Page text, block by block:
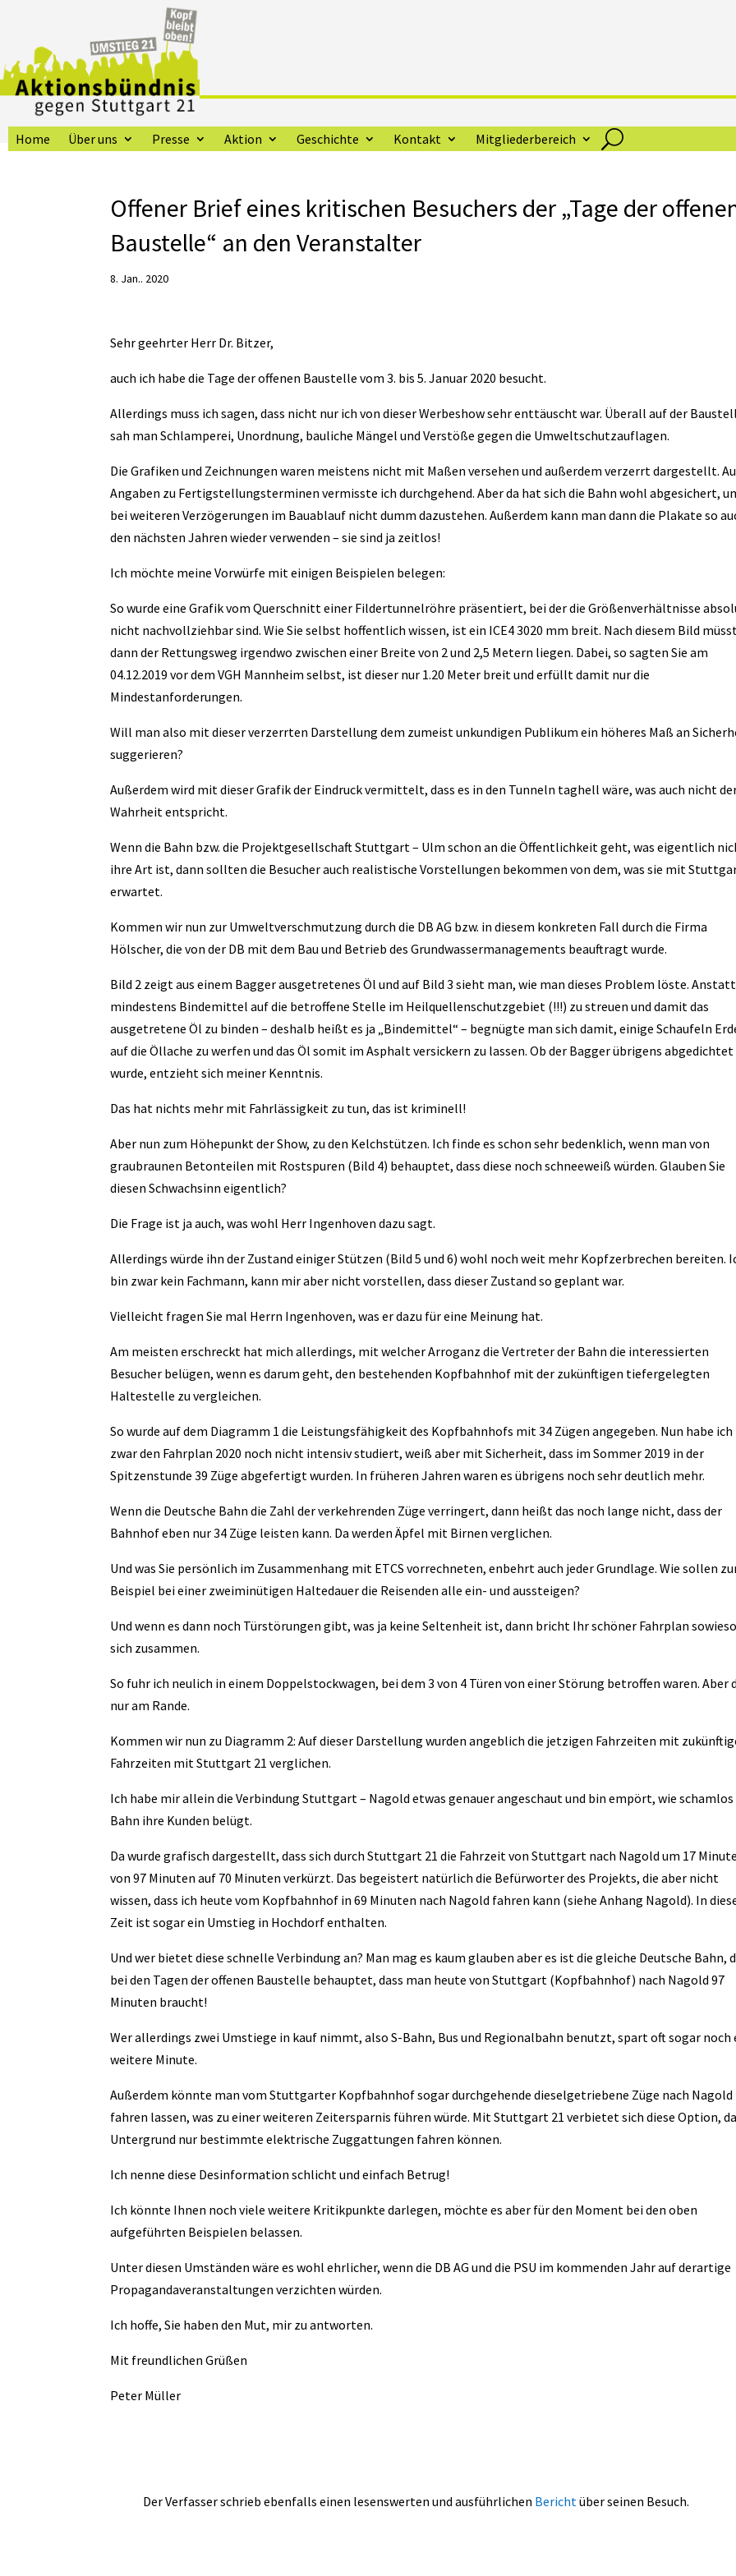
Home Über uns Presse Aktion Geschichte Kontakt Mitgliederbereich
Offener Brief eines kritischen Besuchers der „Tage der
Baustelle“ an den Veranstalter
8. Jan.. 2020
Sehr geehrter Herr Dr. Bitzer,
auch ich habe die Tage der offenen Baustelle vom 3. bis 5. Januar 2020 besucht.
Allerdings muss ich sagen, dass nicht nur ich von dieser Werbeshow sehr enttäuscht war. Überall auf der
sah man Schlamperei, Unordnung, bauliche Mängel und Verstöße gegen die Umweltschutzauflagen.
Die Grafiken und Zeichnungen waren meistens nicht mit Maßen versehen und außerdem verzerrt dargestellt.
Angaben zu Fertigstellungsterminen vermisste ich durchgehend. Aber da hat sich die Bahn wohl abgesichert,
bei weiteren Verzögerungen im Bauablauf nicht dumm dazustehen. Außerdem kann man dann die Plakate so
den nächsten Jahren wieder verwenden – sie sind ja zeitlos!
Ich möchte meine Vorwürfe mit einigen Beispielen belegen:
So wurde eine Grafik vom Querschnitt einer Fildertunnelröhre präsentiert, bei der die Größenverhältnisse
nicht nachvollziehbar sind. Wie Sie selbst hoffentlich wissen, ist ein ICE4 3020 mm breit. Nach diesem Bild
dann der Rettungsweg irgendwo zwischen einer Breite von 2 und 2,5 Metern liegen. Dabei, so sagten Sie am
04.12.2019 vor dem VGH Mannheim selbst, ist dieser nur 1.20 Meter breit und erfüllt damit nur die
Mindestanforderungen.
Will man also mit dieser verzerrten Darstellung dem zumeist unkundigen Publikum ein höheres Maß an
suggerieren?
Außerdem wird mit dieser Grafik der Eindruck vermittelt, dass es in den Tunneln taghell wäre, was auch nicht
Wahrheit entspricht.
Wenn die Bahn bzw. die Projektgesellschaft Stuttgart – Ulm schon an die Öffentlichkeit geht, was eigentlich
ihre Art ist, dann sollten die Besucher auch realistische Vorstellungen bekommen von dem, was sie mit
erwartet.
Kommen wir nun zur Umweltverschmutzung durch die DB AG bzw. in diesem konkreten Fall durch die Firma
Hölscher, die von der DB mit dem Bau und Betrieb des Grundwassermanagements beauftragt wurde.
Bild 2 zeigt aus einem Bagger ausgetretenes Öl und auf Bild 3 sieht man, wie man dieses Problem löste. Anstatt
mindestens Bindemittel auf die betroffene Stelle im Heilquellenschutzgebiet (!!!) zu streuen und damit das
ausgetretene Öl zu binden – deshalb heißt es ja „Bindemittel“ – begnügte man sich damit, einige Schaufeln
auf die Öllache zu werfen und das Öl somit im Asphalt versickern zu lassen. Ob der Bagger übrigens abgedichtet
wurde, entzieht sich meiner Kenntnis.
Das hat nichts mehr mit Fahrlässigkeit zu tun, das ist kriminell!
Aber nun zum Höhepunkt der Show, zu den Kelchstützen. Ich finde es schon sehr bedenklich, wenn man von
graubraunen Betonteilen mit Rostspuren (Bild 4) behauptet, dass diese noch schneeweiß würden. Glauben Sie
diesen Schwachsinn eigentlich?
Die Frage ist ja auch, was wohl Herr Ingenhoven dazu sagt.
Allerdings würde ihn der Zustand einiger Stützen (Bild 5 und 6) wohl noch weit mehr Kopfzerbrechen bereiten.
bin zwar kein Fachmann, kann mir aber nicht vorstellen, dass dieser Zustand so geplant war.
Vielleicht fragen Sie mal Herrn Ingenhoven, was er dazu für eine Meinung hat.
Am meisten erschreckt hat mich allerdings, mit welcher Arroganz die Vertreter der Bahn die interessierten
Besucher belügen, wenn es darum geht, den bestehenden Kopfbahnhof mit der zukünftigen tiefergelegten
Haltestelle zu vergleichen.
So wurde auf dem Diagramm 1 die Leistungsfähigkeit des Kopfbahnhofs mit 34 Zügen angegeben. Nun habe ich
zwar den Fahrplan 2020 noch nicht intensiv studiert, weiß aber mit Sicherheit, dass im Sommer 2019 in der
Spitzenstunde 39 Züge abgefertigt wurden. In früheren Jahren waren es übrigens noch sehr deutlich mehr.
Wenn die Deutsche Bahn die Zahl der verkehrenden Züge verringert, dann heißt das noch lange nicht, dass der
Bahnhof eben nur 34 Züge leisten kann. Da werden Äpfel mit Birnen verglichen.
Und was Sie persönlich im Zusammenhang mit ETCS vorrechneten, enbehrt auch jeder Grundlage. Wie sollen
Beispiel bei einer zweiminütigen Haltedauer die Reisenden alle ein- und aussteigen?
Und wenn es dann noch Türstörungen gibt, was ja keine Seltenheit ist, dann bricht Ihr schöner Fahrplan
sich zusammen.
So fuhr ich neulich in einem Doppelstockwagen, bei dem 3 von 4 Türen von einer Störung betroffen waren. Aber
nur am Rande.
Kommen wir nun zu Diagramm 2: Auf dieser Darstellung wurden angeblich die jetzigen Fahrzeiten mit
Fahrzeiten mit Stuttgart 21 verglichen.
Ich habe mir allein die Verbindung Stuttgart – Nagold etwas genauer angeschaut und bin empört, wie schamlos
Bahn ihre Kunden belügt.
Da wurde grafisch dargestellt, dass sich durch Stuttgart 21 die Fahrzeit von Stuttgart nach Nagold um 17
von 97 Minuten auf 70 Minuten verkürzt. Das begeistert natürlich die Befürworter des Projekts, die aber nicht
wissen, dass ich heute vom Kopfbahnhof in 69 Minuten nach Nagold fahren kann (siehe Anhang Nagold). In
Zeit ist sogar ein Umstieg in Hochdorf enthalten.
Und wer bietet diese schnelle Verbindung an? Man mag es kaum glauben aber es ist die gleiche Deutsche Bahn,
bei den Tagen der offenen Baustelle behauptet, dass man heute von Stuttgart (Kopfbahnhof) nach Nagold 97
Minuten braucht!
Wer allerdings zwei Umstiege in kauf nimmt, also S-Bahn, Bus und Regionalbahn benutzt, spart oft sogar noch
weitere Minute.
Außerdem könnte man vom Stuttgarter Kopfbahnhof sogar durchgehende dieselgetriebene Züge nach Nagold
fahren lassen, was zu einer weiteren Zeitersparnis führen würde. Mit Stuttgart 21 verbietet sich diese Option,
Untergrund nur bestimmte elektrische Zuggattungen fahren können.
Ich nenne diese Desinformation schlicht und einfach Betrug!
Ich könnte Ihnen noch viele weitere Kritikpunkte darlegen, möchte es aber für den Moment bei den oben
aufgeführten Beispielen belassen.
Unter diesen Umständen wäre es wohl ehrlicher, wenn die DB AG und die PSU im kommenden Jahr auf derartige
Propagandaveranstaltungen verzichten würden.
Ich hoffe, Sie haben den Mut, mir zu antworten.
Mit freundlichen Grüßen
Peter Müller
Der Verfasser schrieb ebenfalls einen lesenswerten und ausführlichen Berichtüber seinen Besuch.